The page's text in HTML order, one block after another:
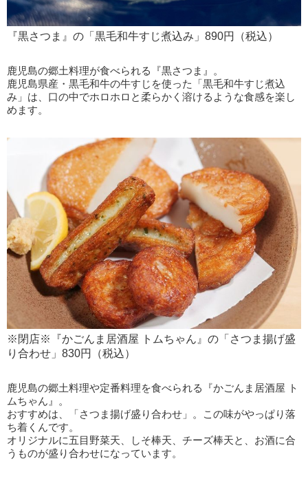
『黒さつま』の「黒毛和牛すじ煮込み」890円（税込）
鹿児島の郷土料理が食べられる『黒さつま』。
鹿児島県産・黒毛和牛の牛すじを使った「黒毛和牛すじ煮込
み」は、口の中でホロホロと柔らかく溶けるような食感を楽し
めます。
※閉店※『かごんま居酒屋 トムちゃん』の「さつま揚げ盛
り合わせ」830円（税込）
鹿児島の郷土料理や定番料理を食べられる『かごんま居酒屋 ト
ムちゃん』。
おすすめは、「さつま揚げ盛り合わせ」。この味がやっぱり落
ち着くんです。
オリジナルに五目野菜天、しそ棒天、チーズ棒天と、お酒に合
うものが盛り合わせになっています。